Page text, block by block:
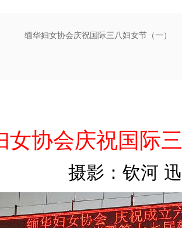
缅华妇女协会庆祝国际三八妇女节（一）
女协会庆祝国际
摄影：钦河